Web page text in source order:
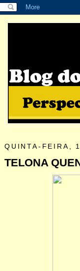
QUINTA-FEIRA,
TELONA